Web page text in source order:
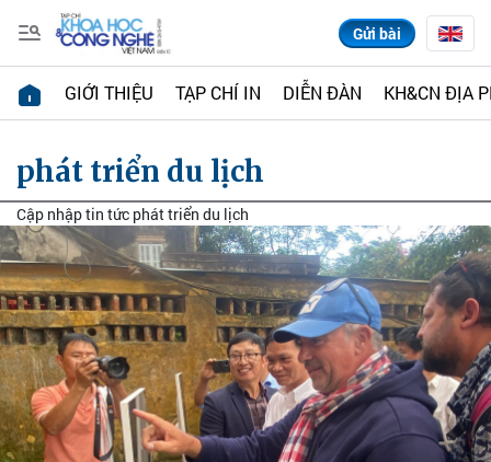
Gửi bài
GIỚI THIỆU TẠP CHÍ IN DIỄN ĐÀN KH&CN ĐỊA
phát triển du lịch
Cập nhập tin tức phát triển du lịch